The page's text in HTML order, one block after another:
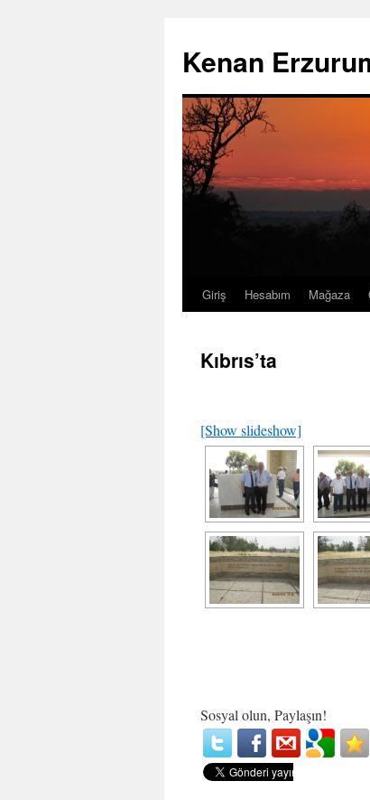
Kenan
Giriş Hesabım Mağaza
Kıbrıs’ta
[Show slideshow]
Sosyal olun, Paylaşın!